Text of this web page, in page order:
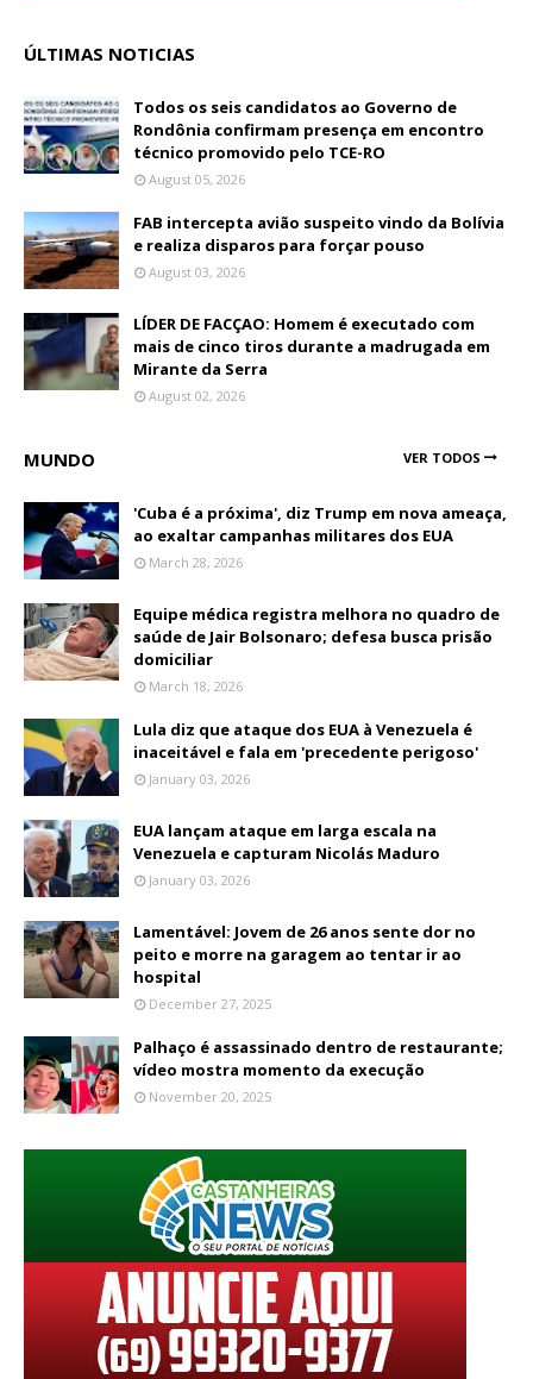
ÚLTIMAS NOTICIAS
Todos os seis candidatos ao Governo de
Rondônia confirmam presença em encontro
técnico promovido pelo TCE-RO
August 05, 2026
FAB intercepta avião suspeito vindo da Bolívia
e realiza disparos para forçar pouso
August 03, 2026
LÍDER DE FACÇAO: Homem é executado com
mais de cinco tiros durante a madrugada em
Mirante da Serra
August 02, 2026
MUNDO VER TODOS
'Cuba é a próxima', diz Trump em nova ameaça,
ao exaltar campanhas militares dos EUA
March 28, 2026
Equipe médica registra melhora no quadro de
saúde de Jair Bolsonaro; defesa busca prisão
domiciliar
March 18, 2026
Lula diz que ataque dos EUA à Venezuela é
inaceitável e fala em 'precedente perigoso'
January 03, 2026
EUA lançam ataque em larga escala na
Venezuela e capturam Nicolás Maduro
January 03, 2026
Lamentável: Jovem de 26 anos sente dor no
peito e morre na garagem ao tentar ir ao
hospital
December 27, 2025
Palhaço é assassinado dentro de restaurante;
vídeo mostra momento da execução
November 20, 2025